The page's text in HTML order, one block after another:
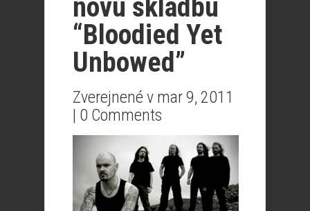
novú skladbu
“Bloodied Yet
Unbowed”
Zverejnené v mar 9, 2011
| 0 Comments